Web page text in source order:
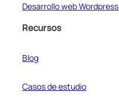
Desarrollo web Wordpress
Recursos
Blog
Casos de estudio